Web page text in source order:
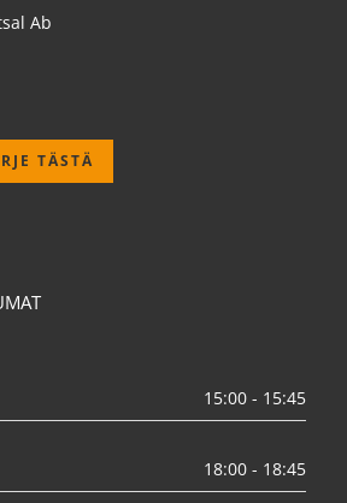
Ab
TÄSTÄ
15:00 - 15:45
18:00 - 18:45